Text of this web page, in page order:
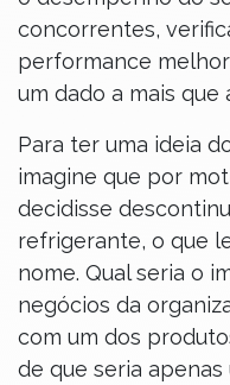
concorrentes,
performance
um dado a mais que
Para ter uma ideia
imagine que por
decidisse
refrigerante, o que
nome. Qual seria o
negócios da
com um dos
de que seria